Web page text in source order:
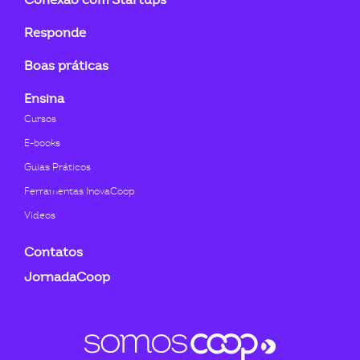
Responde
Boas práticas
Ensina
Cursos
E-books
Guias Práticos
Ferramentas InovaCoop
Videos
Contatos
JornadaCoop